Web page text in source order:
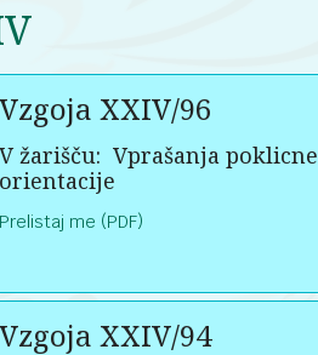
Vzgoja XXIV/96
V žarišču: Vprašanja poklicne
orientacije
Prelistaj me (PDF)
Vzgoja XXIV/94